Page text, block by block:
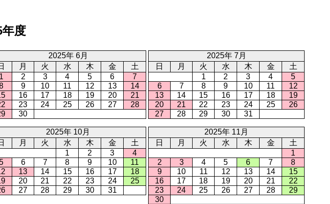
年度
2025年 6月
月 火 水 木 金
土
1
2 3 4 5 6
7
9 10 11 12 13
14
16 17 18 19 20
21
23 24 25 26 27
28
30
2025年 7月
日
月 火 水 木 金
土
1
2 3 4
5
6
7 8 9 10 11
12
13
14 15 16 17 18
19
20
21 22 23 24 25
26
27
28 29 30 31
2025年 10月
月 火 水 木 金
土
1
2 3
4
6 7 8 9 10
11
13 14 15 16 17
18
20 21 22 23 24
25
27 28 29 30 31
2025年 11月
日
月 火 水 木 金
土
1
2
3 4 5 6 7
8
9
10 11 12 13 14
15
16
17 18 19 20 21
22
23
24 25 26 27 28
29
30